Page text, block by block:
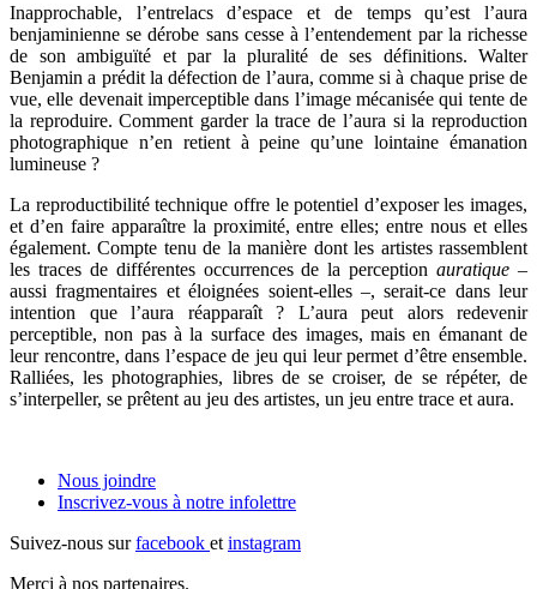
Inapprochable, l’entrelacs d’espace et de temps qu’est l’aura
benjaminienne se dérobe sans cesse à l’entendement par la richesse
de son ambiguïté et par la pluralité de ses définitions. Walter
Benjamin a prédit la défection de l’aura, comme si à chaque prise de
vue, elle devenait imperceptible dans l’image mécanisée qui tente de
la reproduire. Comment garder la trace de l’aura si la reproduction
photographique n’en retient à peine qu’une lointaine émanation
lumineuse ?
La reproductibilité technique offre le potentiel d’exposer les images,
et d’en faire apparaître la proximité, entre elles; entre nous et elles
également. Compte tenu de la manière dont les artistes rassemblent
les traces de différentes occurrences de la perceptionauratique –
aussi fragmentaires et éloignées soient-elles –, serait-ce dans leur
intention que l’aura réapparaît ? L’aura peut alors redevenir
perceptible, non pas à la surface des images, mais en émanant de
leur rencontre, dans l’espace de jeu qui leur permet d’être ensemble.
Ralliées, les photographies, libres de se croiser, de se répéter, de
s’interpeller, se prêtent au jeu des artistes, un jeu entre trace et aura.
Nous joindre
Inscrivez-vous à notre infolettre
Suivez-nous sur facebook et instagram
Merci à nos partenaires.